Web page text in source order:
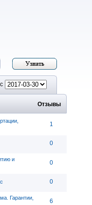
Отзывы
1
0
и
0
0
Гарантии,
6